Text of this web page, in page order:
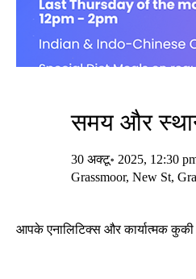
समय और
30 अक्टू॰ 2025, 12:30
Grassmoor, New St,
आपके एनालिटिक्स और कार्यात्मक